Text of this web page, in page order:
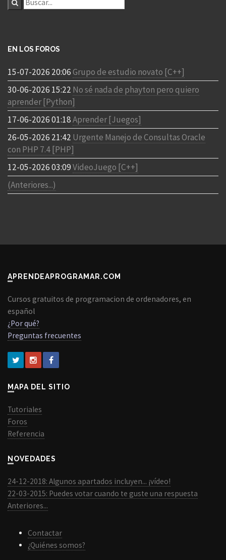
EN LOS FOROS
15-07-2026 20:06Grupo de estudio novato [C++]
30-06-2026 15:22 No sé nada de phayton pero quiero
aprender [Python]
17-06-2026 01:18Aprender [Juegos]
26-05-2026 21:42 Urgente Manejo de Consultas Oracle
con PHP 7.4 [PHP]
12-05-2026 03:09VideoJuego [C++]
(Anteriores...)
APRENDEAPROGRAMAR.COM
Cursos gratuitos de programacion de ordenadores, en
español
¿Por qué?
Preguntas frecuentes
MAPA DEL SITIO
Tutoriales
Foros
Referencia
NOVEDADES
24-12-2018: Algunos apartados incluyen... ¡vídeo!
22-03-2015: Puedes votar cuando te guste una respuesta
Anteriores...
Contactar
¿Quiénes somos?